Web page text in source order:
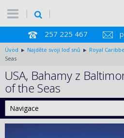
257 225 467
Úvod Najděte svoji loď snů Royal
Seas
USA, Bahamy z
of the Seas